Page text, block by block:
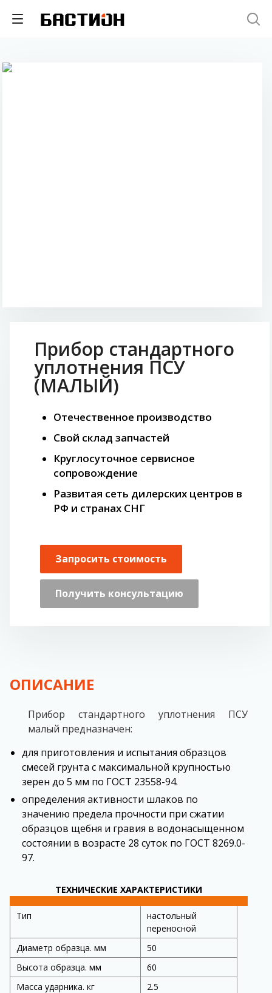
Прибор стандартного
уплотнения ПСУ
(МАЛЫЙ)
Отечественное производство
Свой склад запчастей
Круглосуточное сервисное
сопровождение
Развитая сеть дилерских центров в
РФ и странах СНГ
Запросить стоимость
Получить консультацию
ОПИСАНИЕ
Прибор стандартного уплотнения ПСУ
малый предназначен:
для пpиготовления и испытания обpазцов
смесей грунта с максимальной кpупностью
зеpен до 5 мм по ГОСТ 23558-94.
определения активности шлаков по
значению предела прочности при сжатии
образцов щебня и гравия в водонасыщенном
состоянии в возрасте 28 суток по ГОСТ 8269.0-
97.
ТЕХНИЧЕСКИЕ ХАРАКТЕРИСТИКИ
Тип
настольный
переносной
Диаметр образца. мм
50
Высота образца. мм
60
Масса ударника. кг
2.5